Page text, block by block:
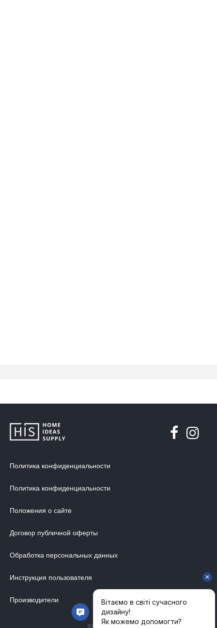
Политика конфиденциальности
Политика конфиденциальности
Положения о сайте
Договор публичной оферты
Обработка персональных данных
Инструкция пользователя
Производители